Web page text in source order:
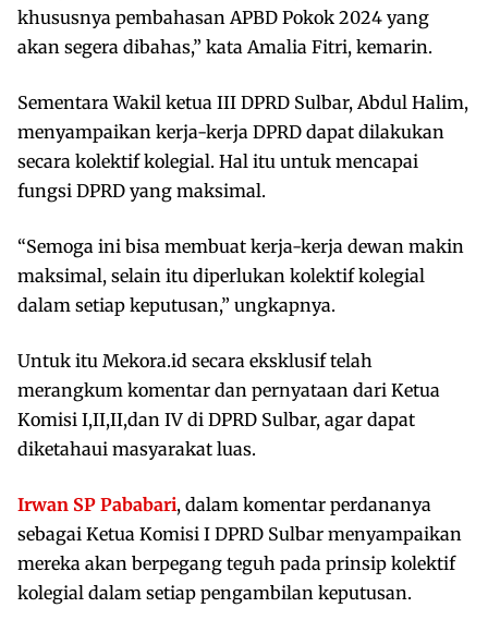
khususnya pembahasan APBD Pokok 2024 yang
akan segera dibahas,” kata Amalia Fitri, kemarin.
Sementara Wakil ketua III DPRD Sulbar, Abdul Halim,
menyampaikan kerja-kerja DPRD dapat dilakukan
secara kolektif kolegial. Hal itu untuk mencapai
fungsi DPRD yang maksimal.
“Semoga ini bisa membuat kerja-kerja dewan makin
maksimal, selain itu diperlukan kolektif kolegial
dalam setiap keputusan,” ungkapnya.
Untuk itu Mekora.id secara eksklusif telah
merangkum komentar dan pernyataan dari Ketua
Komisi I,II,II,dan IV di DPRD Sulbar, agar dapat
diketahaui masyarakat luas.
Irwan SP Pababari, dalam komentar perdananya
sebagai Ketua Komisi I DPRD Sulbar menyampaikan
mereka akan berpegang teguh pada prinsip kolektif
kolegial dalam setiap pengambilan keputusan.